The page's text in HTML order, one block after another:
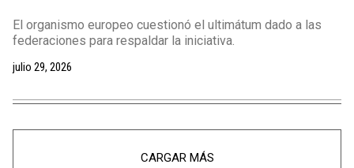
El organismo europeo cuestionó el ultimátum dado a las
federaciones para respaldar la iniciativa.
julio 29, 2026
CARGAR MÁS